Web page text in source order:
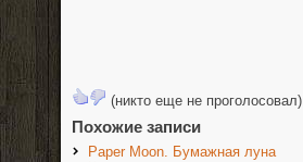
(никто еще не проголосовал)
Похожие записи
Paper Moon. Бумажная луна